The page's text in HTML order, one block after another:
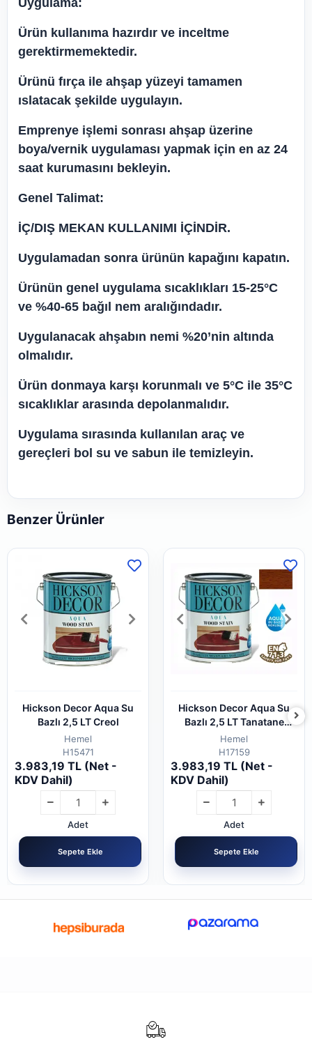
Ürün kullanıma hazırdır ve inceltme
gerektirmemektedir.
Ürünü fırça ile ahşap yüzeyi tamamen
ıslatacak şekilde uygulayın.
Emprenye işlemi sonrası ahşap üzerine
boya/vernik uygulaması yapmak için en az 24
saat kurumasını bekleyin.
Genel Talimat:
İÇ/DIŞ MEKAN KULLANIMI İÇİNDİR.
Uygulamadan sonra ürünün kapağını kapatın.
Ürünün genel uygulama sıcaklıkları 15-25°C
ve %40-65 bağıl nem aralığındadır.
Uygulanacak ahşabın nemi %20’nin altında
olmalıdır.
Ürün donmaya karşı korunmalı ve 5°C ile 35°C
sıcaklıklar arasında depolanmalıdır.
Uygulama sırasında kullanılan araç ve
gereçleri bol su ve sabun ile temizleyin.
Benzer Ürünler
Hickson Decor Aqua Su
Bazlı 2,5 LT Creol
Hemel
H15471
3.983,19 TL (Net -
KDV Dahil)
Adet
Sepete Ekle
Hickson Decor Aqua Su
Bazlı 2,5 LT Tanatane
Brown
Hemel
H17159
3.983,19 TL (Net -
KDV Dahil)
Adet
Sepete Ekle